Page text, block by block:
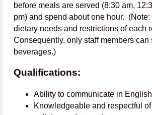
before meals are served (8:30 am,
pm) and spend about one hour.
dietary needs and restrictions of each
Consequently, only staff members can
beverages.)
Qualifications:
Ability to communicate in
Knowledgeable and respectful of